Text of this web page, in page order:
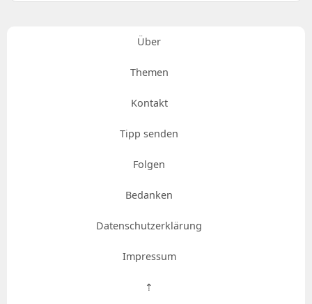
Über
Themen
Kontakt
Tipp senden
Folgen
Bedanken
Datenschutzerklärung
Impressum
⇡